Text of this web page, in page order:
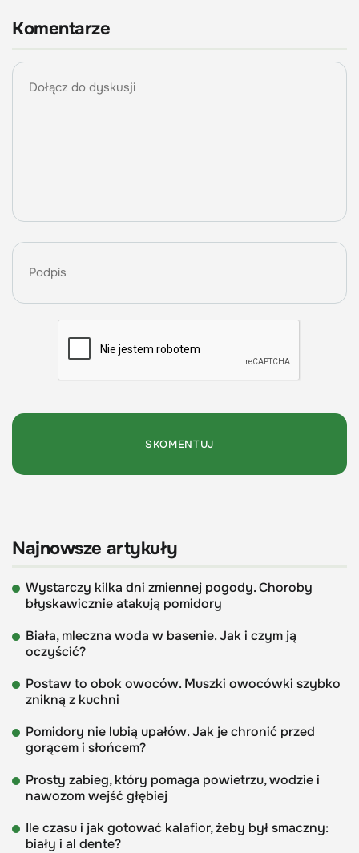
Komentarze
Najnowsze artykuły
Wystarczy kilka dni zmiennej pogody. Choroby
błyskawicznie atakują pomidory
Biała, mleczna woda w basenie. Jak i czym ją
oczyścić?
Postaw to obok owoców. Muszki owocówki szybko
znikną z kuchni
Pomidory nie lubią upałów. Jak je chronić przed
gorącem i słońcem?
Prosty zabieg, który pomaga powietrzu, wodzie i
nawozom wejść głębiej
Ile czasu i jak gotować kalafior, żeby był smaczny:
biały i al dente?